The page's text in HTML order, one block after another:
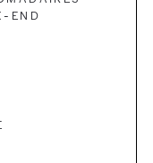
end